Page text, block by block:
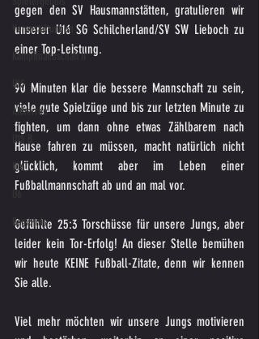
Veranstaltungen
Kampfmannschaft II
U15
Altherren
U15 B
U16
U6
Bambinis
gegen den SV Hausmannstätten, gratulieren wir
unserer U16 SG Schilcherland/SV SW Lieboch zu
einer Top-Leistung.
90 Minuten klar die bessere Mannschaft zu sein,
viele gute Spielzüge und bis zur letzten Minute zu
fighten, um dann ohne etwas Zählbarem nach
Hause fahren zu müssen, macht natürlich nicht
glücklich, kommt aber im Leben einer
Fußballmannschaft ab und an mal vor.
Gefühlte 25:3 Torschüsse für unsere Jungs, aber
leider kein Tor-Erfolg! An dieser Stelle bemühen
wir heute KEINE Fußball-Zitate, denn wir kennen
Sie alle.
Viel mehr möchten wir unsere Jungs motivieren